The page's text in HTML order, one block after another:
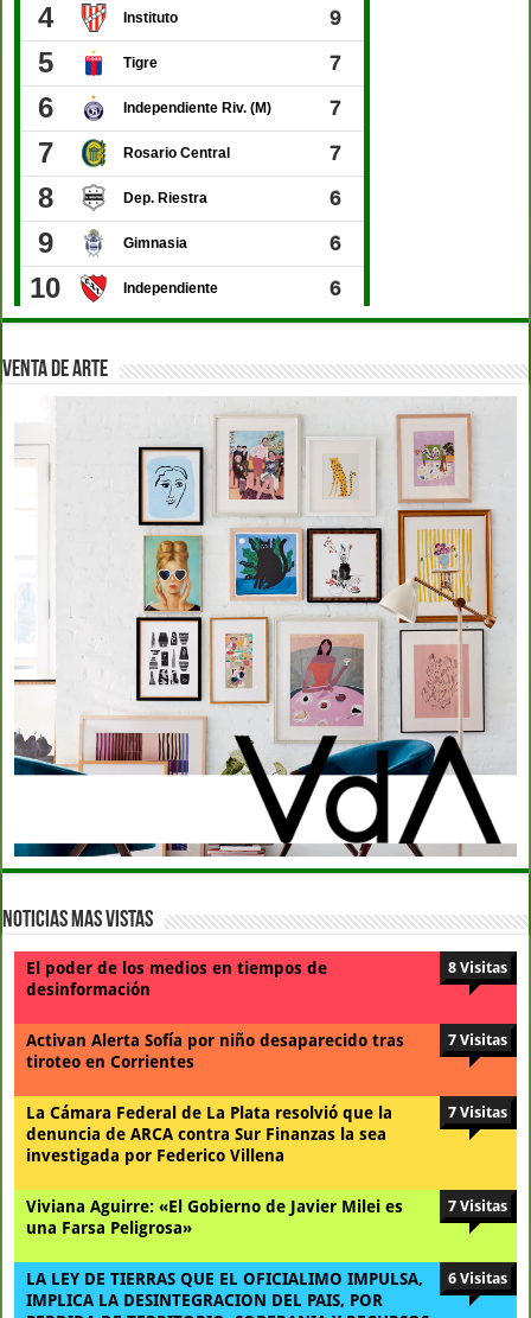
VENTA DE ARTE
Noticias Mas Vistas
El poder de los medios en tiempos de
desinformación
8 Visitas
Activan Alerta Sofía por niño desaparecido tras
tiroteo en Corrientes
7 Visitas
La Cámara Federal de La Plata resolvió que la
denuncia de ARCA contra Sur Finanzas la sea
investigada por Federico Villena
7 Visitas
Viviana Aguirre: «El Gobierno de Javier Milei es
una Farsa Peligrosa»
7 Visitas
LA LEY DE TIERRAS QUE EL OFICIALIMO IMPULSA,
IMPLICA LA DESINTEGRACION DEL PAIS, POR
6 Visitas